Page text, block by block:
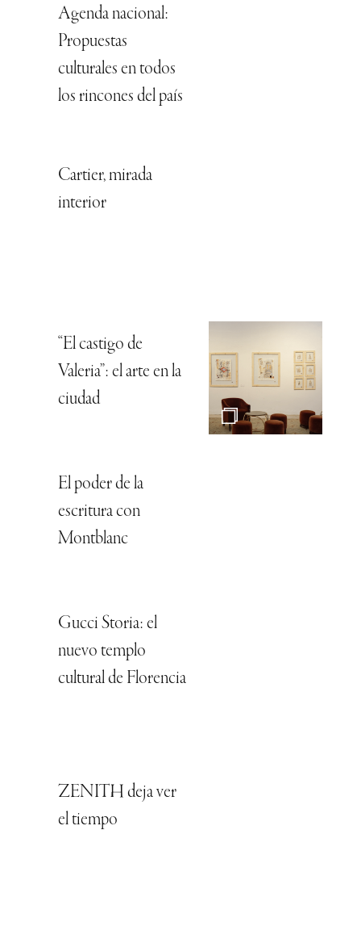
Agenda nacional:
Propuestas
culturales en todos
los rincones del país
Cartier, mirada
interior
“El castigo de
Valeria”: el arte en la
ciudad
El poder de la
escritura con
Montblanc
Gucci Storia: el
nuevo templo
cultural de Florencia
ZENITH deja ver
el tiempo